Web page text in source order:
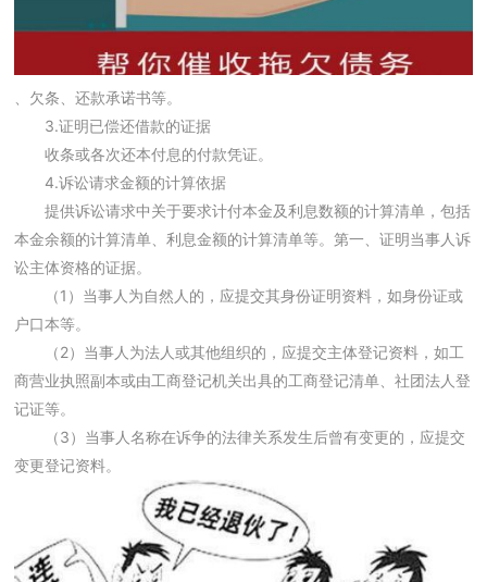
、欠条、还款承诺书等。
3.证明已偿还借款的证据
收条或各次还本付息的付款凭证。
4.诉讼请求金额的计算依据
提供诉讼请求中关于要求计付本金及利息数额的计算清单，包括
本金余额的计算清单、利息金额的计算清单等。第一、证明当事人诉
讼主体资格的证据。
（1）当事人为自然人的，应提交其身份证明资料，如身份证或
户口本等。
（2）当事人为法人或其他组织的，应提交主体登记资料，如工
商营业执照副本或由工商登记机关出具的工商登记清单、社团法人登
记证等。
（3）当事人名称在诉争的法律关系发生后曾有变更的，应提交
变更登记资料。